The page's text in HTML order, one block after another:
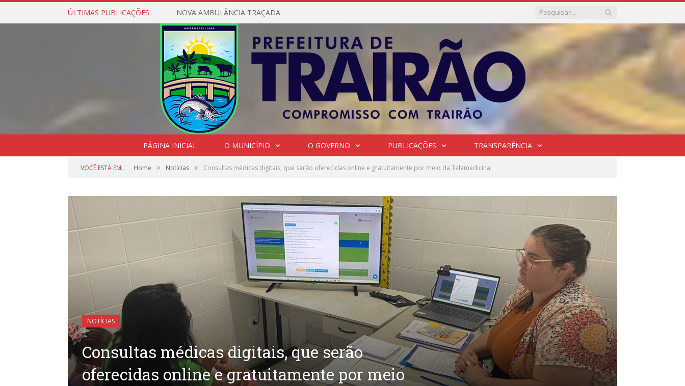
ÚLTIMAS PUBLICAÇÕES: NOVA AMBULÂNCIA TRAÇADA
PÁGINA INICIAL O MUNICÍPIO O GOVERNO PUBLICAÇÕES TRANSPARÊNCIA
VOCÊ ESTÁ EM: Home » Notícias » Consultas médicas digitais, que serão oferecidas online e gratuitamente por meio da Telemedicina
NOTÍCIAS
Consultas médicas digitais, que serão
oferecidas online e gratuitamente por meio